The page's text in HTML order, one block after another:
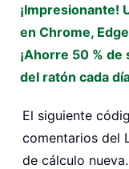
¡Impresionante!
en Chrome,
¡Ahorre 50 %
del ratón cada
El siguiente
comentarios del
de cálculo